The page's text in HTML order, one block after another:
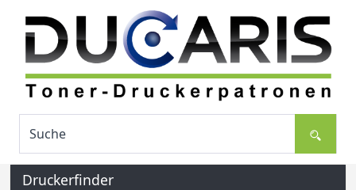
Druckerfinder